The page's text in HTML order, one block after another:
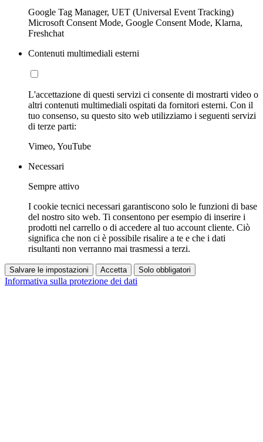
Google Tag Manager, UET (Universal Event Tracking)
Microsoft Consent Mode, Google Consent Mode, Klarna,
Freshchat
Contenuti multimediali esterni
L'accettazione di questi servizi ci consente di mostrarti video o
altri contenuti multimediali ospitati da fornitori esterni. Con il
tuo consenso, su questo sito web utilizziamo i seguenti servizi
di terze parti:
Vimeo, YouTube
Necessari
Sempre attivo
I cookie tecnici necessari garantiscono solo le funzioni di base
del nostro sito web. Ti consentono per esempio di inserire i
prodotti nel carrello o di accedere al tuo account cliente. Ciò
significa che non ci è possibile risalire a te e che i dati
risultanti non verranno mai trasmessi a terzi.
Salvare le impostazioni Accetta Solo obbligatori
Informativa sulla protezione dei dati